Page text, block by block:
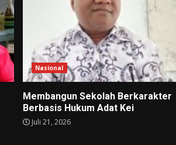
Nasional
Membangun Sekolah Berkarakter
Berbasis Hukum Adat Kei
Juli 21, 2026